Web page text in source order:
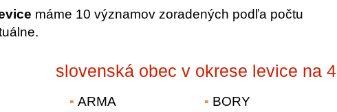
máme 10 významov zoradených podľa počtu
slovenská obec v okrese levice na 4
ARMA
BORY